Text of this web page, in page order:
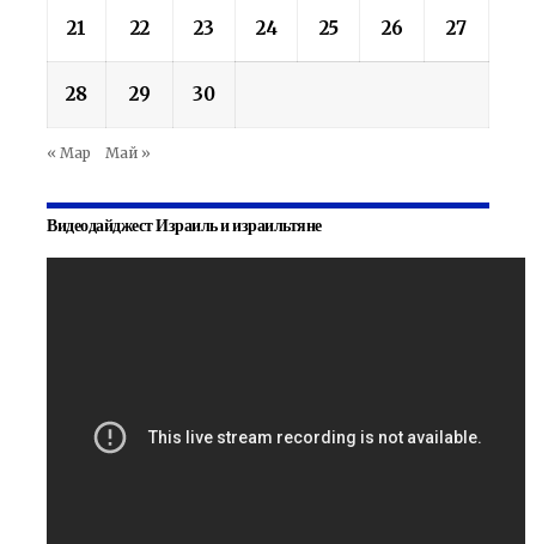
21 22 23 24 25 26 27
28 29 30
« Мар Май »
Видеодайджест Израиль и израильтяне